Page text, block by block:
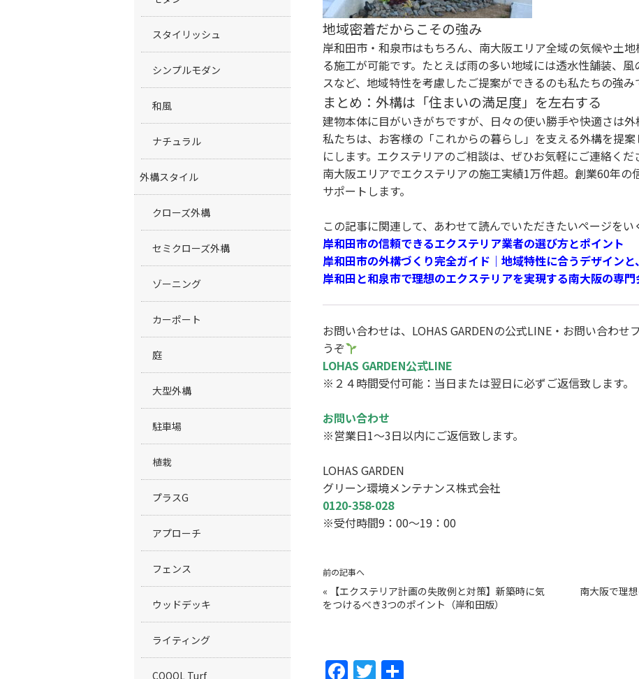
地域密着だからこその強み
岸和田市・和泉市はもちろん、南大阪エリア全域の気候や土
る施工が可能です。たとえば雨の多い地域には透水性舗装、
スなど、地域特性を考慮したご提案ができるのも私たちの強み
まとめ：外構は「住まいの満足度」を左右する
建物本体に目がいきがちですが、日々の使い勝手や快適さは外
私たちは、お客様の「これからの暮らし」を支える外構を提
にします。エクステリアのご相談は、ぜひお気軽にご連絡くだ
南大阪エリアでエクステリアの施工実績1万件超。創業60年の
サポートします。
この記事に関連して、あわせて読んでいただきたいページをい
岸和田市の信頼できるエクステリア業者の選び方とポイント
岸和田市の外構づくり完全ガイド｜地域特性に合うデザイン
岸和田と和泉市で理想のエクステリアを実現する南大阪の専門
お問い合わせは、LOHAS GARDENの公式LINE・お問い合わ
うぞ
LOHAS GARDEN公式LINE
※２４時間受付可能：当日または翌日に必ずご返信致します。
お問い合わせ
※営業日1～3日以内にご返信致します。
LOHAS GARDEN
グリーン環境メンテナンス株式会社
0120-358-028
※受付時間9：00～19：00
前の記事へ
«
【エクステリア計画の失敗例と対策】新築時に気
をつけるべき3つのポイント（岸和田版）
南大阪で理
F T
スタイリッシュ
シンプルモダン
和風
ナチュラル
外構スタイル
クローズ外構
セミクローズ外構
ゾーニング
カーポート
庭
大型外構
駐車場
植栽
プラスG
アプローチ
フェンス
ウッドデッキ
ライティング
COOOL Turf